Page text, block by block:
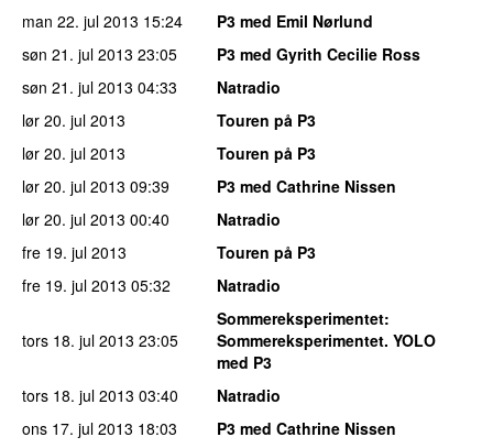
man 22. jul 2013 15:24
P3 med Emil Nørlund
søn 21. jul 2013 23:05
P3 med Gyrith Cecilie Ross
søn 21. jul 2013 04:33
Natradio
lør 20. jul 2013
Touren på P3
lør 20. jul 2013
Touren på P3
lør 20. jul 2013 09:39
P3 med Cathrine Nissen
lør 20. jul 2013 00:40
Natradio
fre 19. jul 2013
Touren på P3
fre 19. jul 2013 05:32 Natradio
tors 18. jul 2013 23:05
Sommereksperimentet:
Sommereksperimentet. YOLO
med P3
tors 18. jul 2013 03:40
Natradio
ons 17. jul 2013 18:03
P3 med Cathrine Nissen